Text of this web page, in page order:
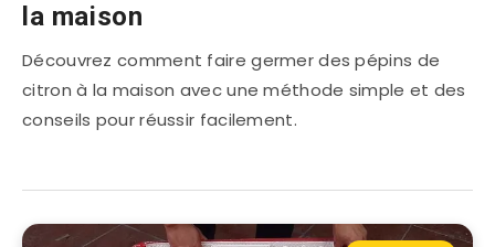
la maison
Découvrez comment faire germer des pépins de
citron à la maison avec une méthode simple et des
conseils pour réussir facilement.